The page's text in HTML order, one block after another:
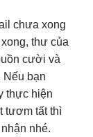
chưa xong
thư của
cười và
Nếu bạn
thực hiện
tươm tất thì
nhé.